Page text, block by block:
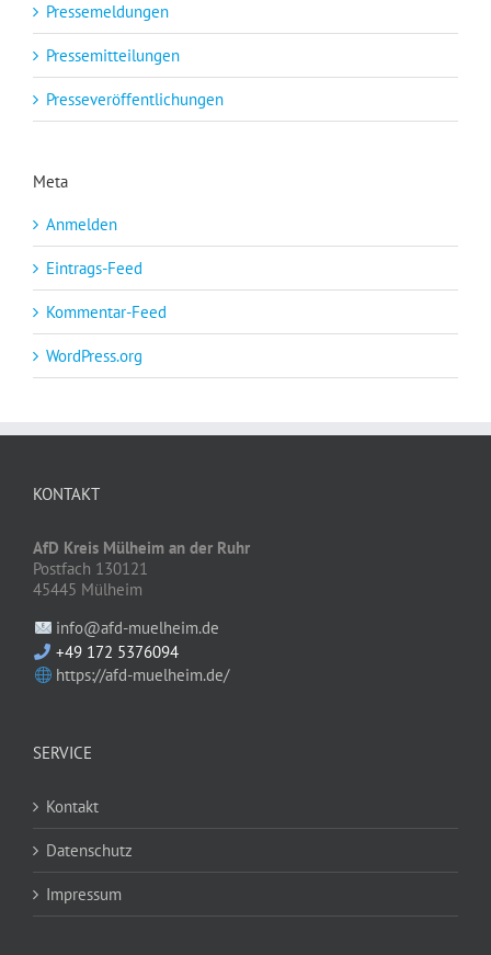
Pressemeldungen
Pressemitteilungen
Presseveröffentlichungen
Meta
Anmelden
Eintrags-Feed
Kommentar-Feed
WordPress.org
KONTAKT
AfD Kreis Mülheim an der Ruhr
Postfach 130121
45445 Mülheim
info@afd-muelheim.de
+49 172 5376094
https://afd-muelheim.de/
SERVICE
Kontakt
Datenschutz
Impressum